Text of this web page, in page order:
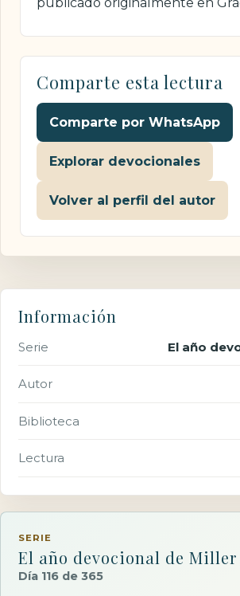
publicado originalmente en
Comparte esta lectura
Comparte por WhatsApp
Explorar devocionales
Volver al perfil del autor
Información
Serie El año
Autor
Biblioteca
Lectura
SERIE
El año devocional de Miller
Día 116 de 365